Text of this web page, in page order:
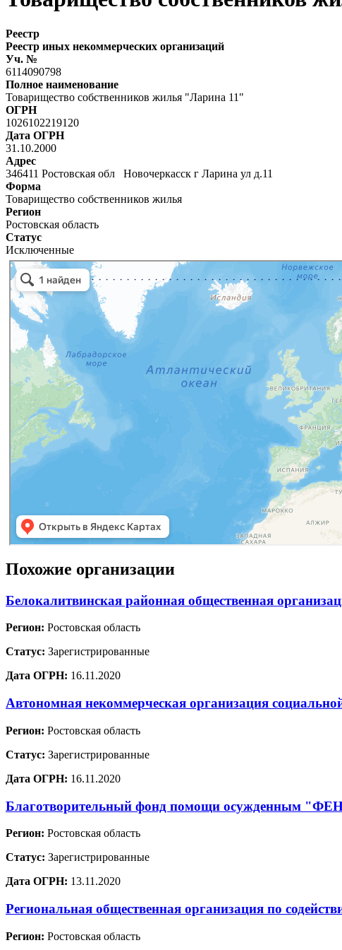
Реестр
Реестр иных некоммерческих организаций
Уч. №
6114090798
Полное наименование
Товарищество собственников жилья "Ларина 11"
ОГРН
1026102219120
Дата ОГРН
31.10.2000
Адрес
346411 Ростовская обл Новочеркасск г Ларина ул д.11
Форма
Товарищество собственников жилья
Регион
Ростовская область
Статус
Исключенные
Похожие организации
Белокалитвинская районная общественная
Регион: Ростовская область
Статус: Зарегистрированные
Дата ОГРН: 16.11.2020
Автономная некоммерческая организация
Регион: Ростовская область
Статус: Зарегистрированные
Дата ОГРН: 16.11.2020
Благотворительный фонд помощи осужденным
Регион: Ростовская область
Статус: Зарегистрированные
Дата ОГРН: 13.11.2020
Региональная общественная организация по
Регион: Ростовская область